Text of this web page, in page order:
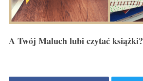
A Twój Maluch lubi czytać książki?